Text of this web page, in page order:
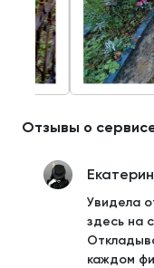
Отзывы о
Увидела
здесь на
каждом